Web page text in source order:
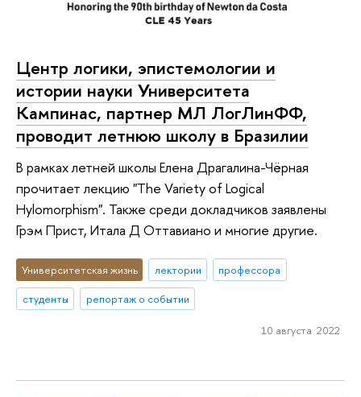
Центр логики, эпистемологии и
истории науки Университета
Кампинас, партнер МЛ ЛогЛинФФ,
проводит летнюю школу в Бразилии
В рамках летней школы Елена Драгалина-Чёрная
прочитает лекцию "The Variety of Logical
Hylomorphism". Также среди докладчиков заявлены
Грэм Прист, Итала Д Оттавиано и многие другие.
Университетская жизнь лектории
профессора
студенты
репортаж о событии
10 августа 2022